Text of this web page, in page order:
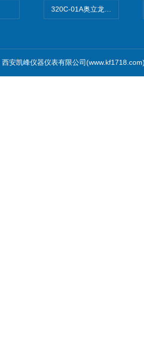
320C-01A奥立龙实验室便携
安凯峰仪器仪表有限公司